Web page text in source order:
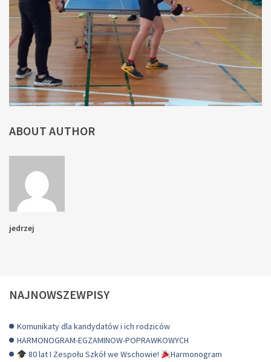
ABOUT AUTHOR
jedrzej
NAJNOWSZEWPISY
Komunikaty dla kandydatów i ich rodziców
HARMONOGRAM-EGZAMINOW-POPRAWKOWYCH
80 lat I Zespołu Szkół we Wschowie!
Harmonogram